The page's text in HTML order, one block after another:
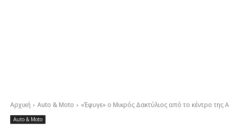
Αρχική Auto & Moto «Έφυγε» ο Μικρός Δακτύλιος από το κέντρο της
Auto & Moto